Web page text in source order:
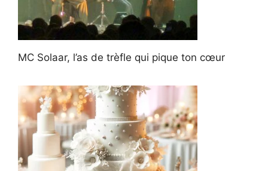
MC Solaar, l’as de trèfle qui pique ton cœur